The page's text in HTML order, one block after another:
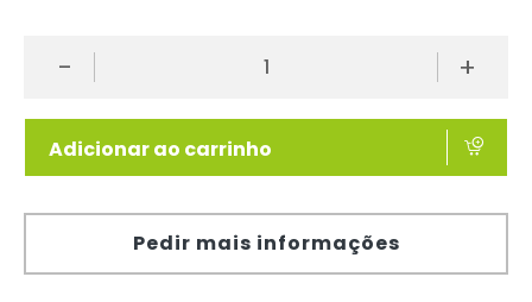
- +
Adicionar ao carrinho
Pedir mais informações